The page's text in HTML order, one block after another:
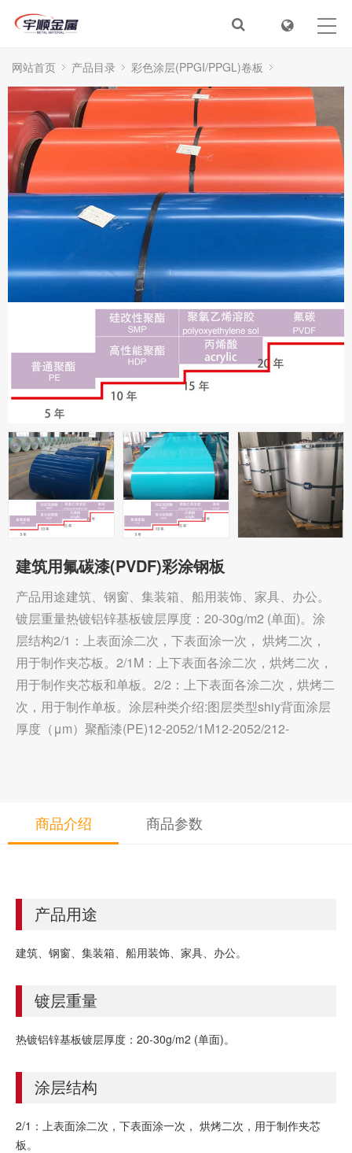
关于我们
新闻动态
产品目录
服务&解决方案
在线视频
联系我们
网站首页 产品目录 彩色涂层(PPGI/PPGL)卷板
建筑用彩涂钢板
建筑用氟碳漆(PVDF)彩涂钢板
产品用途建筑、钢窗、集装箱、船用装饰、家具、办公。
镀层重量热镀铝锌基板镀层厚度：20-30g/m2 (单面)。涂
层结构2/1：上表面涂二次，下表面涂一次， 烘烤二次，
用于制作夹芯板。2/1M：上下表面各涂二次，烘烤二次，
用于制作夹芯板和单板。2/2：上下表面各涂二次，烘烤二
次，用于制作单板。涂层种类介绍:图层类型shiy背面涂层
厚度（μm）聚酯漆(PE)12-2052/1M12-2052/212-
商品介绍 商品参数
产品用途
建筑、钢窗、集装箱、船用装饰、家具、办公。
镀层重量
热镀铝锌基板镀层厚度：20-30g/m2 (单面)。
涂层结构
2/1：上表面涂二次，下表面涂一次， 烘烤二次，用于制作夹芯
板。